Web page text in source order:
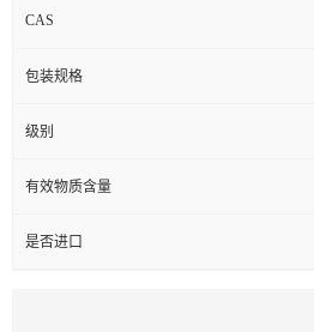
CAS
包装规格
级别
有效物质含量
是否进口